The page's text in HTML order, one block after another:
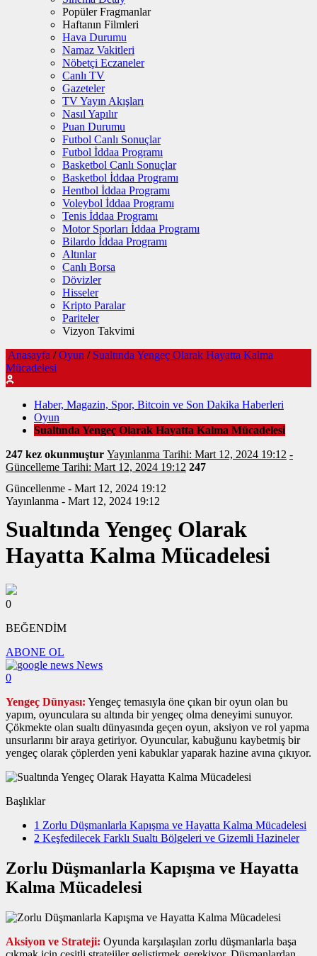
Popüler Fragmanlar
Haftanın Filmleri
Hava Durumu
Namaz Vakitleri
Nöbetçi Eczaneler
Canlı TV
Gazeteler
TV Yayın Akışları
Nasıl Yapılır
Puan Durumu
Futbol Canlı Sonuçlar
Futbol İddaa Programı
Basketbol Canlı Sonuçlar
Basketbol İddaa Programı
Hentbol İddaa Programı
Voleybol İddaa Programı
Tenis İddaa Programı
Motor Sporları İddaa Programı
Bilardo İddaa Programı
Altınlar
Canlı Borsa
Dövizler
Hisseler
Kripto Paralar
Pariteler
Vizyon Takvimi
Anasayfa / Oyun / Sualtında Yengeç Olarak Hayatta Kalma
Mücadelesi
Haber, Magazin, Spor, Bitcoin ve Son Dakika Haberleri
Oyun
Sualtında Yengeç Olarak Hayatta Kalma Mücadelesi
247 kez okunmuştur Yayınlanma Tarihi: Mart 12, 2024 19:12 -
Güncelleme Tarihi: Mart 12, 2024 19:12 247
Güncellenme - Mart 12, 2024 19:12
Yayınlanma - Mart 12, 2024 19:12
Sualtında Yengeç Olarak
Hayatta Kalma Mücadelesi
0
BEĞENDİM
ABONE OL
News
0
Yengeç Dünyası: Yengeç temasıyla öne çıkan bir oyun olan bu
yapım, oyunculara su altında bir yengeç olma deneyimi sunuyor.
Çökmekte olan sualtı dünyasında geçen oyun, aksiyon ve rol yapma
unsurlarını bir araya getiriyor. Oyuncular, kabuğunu kaybetmiş bir
yengeç olarak çöplerden yeni kabuklar yaparak hazine avına çıkıyor.
Başlıklar
1 Zorlu Düşmanlarla Kapışma ve Hayatta Kalma Mücadelesi
2 Keşfedilecek Farklı Sualtı Bölgeleri ve Gizemli Hazineler
Zorlu Düşmanlarla Kapışma ve Hayatta
Kalma Mücadelesi
Aksiyon ve Strateji: Oyunda karşılaşılan zorlu düşmanlarla başa